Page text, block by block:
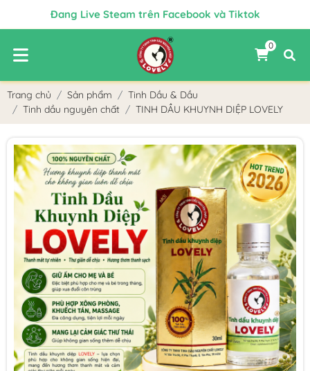
Đang Live Steam trên Facebook và Tiktok
Chào mừng Quý Khách đến với Lovely
✨ FREE SHIP CHO MỌI ĐƠN HÀNG ✨
Chiết Khấu Tốt Nhất Cho Đại Lý Bán Hàng
0
Trang chủ Sản phẩm
Tinh Dầu & Dầu
Tinh dầu nguyên chất
TINH DẦU KHUYNH DIỆP LOVELY